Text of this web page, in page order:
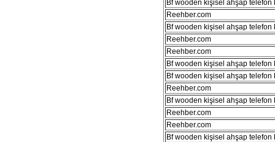
Bf wooden kişisel ahşap telefon
Reehber.com
Bf wooden kişisel ahşap telefon
Reehber.com
Reehber.com
Bf wooden kişisel ahşap telefon
Bf wooden kişisel ahşap telefon
Reehber.com
Bf wooden kişisel ahşap telefon
Reehber.com
Reehber.com
Bf wooden kişisel ahşap telefon